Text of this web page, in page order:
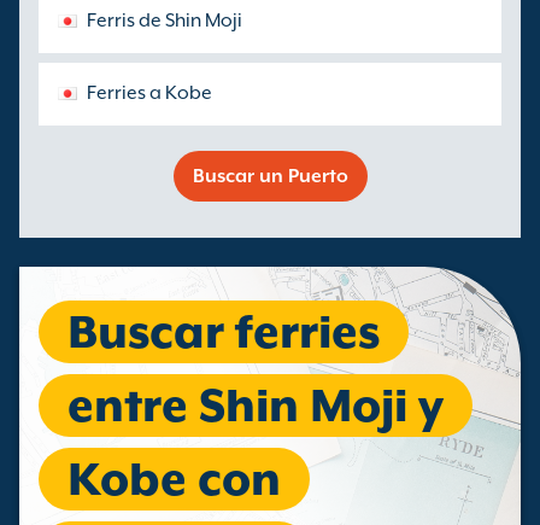
Ferris de Shin Moji
Ferries a Kobe
Buscar un Puerto
Buscar ferries
entre Shin Moji y
Kobe con